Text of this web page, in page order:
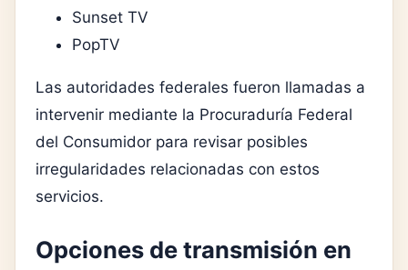
Sunset TV
PopTV
Las autoridades federales fueron llamadas a
intervenir mediante la Procuraduría Federal
del Consumidor para revisar posibles
irregularidades relacionadas con estos
servicios.
Opciones de transmisión en